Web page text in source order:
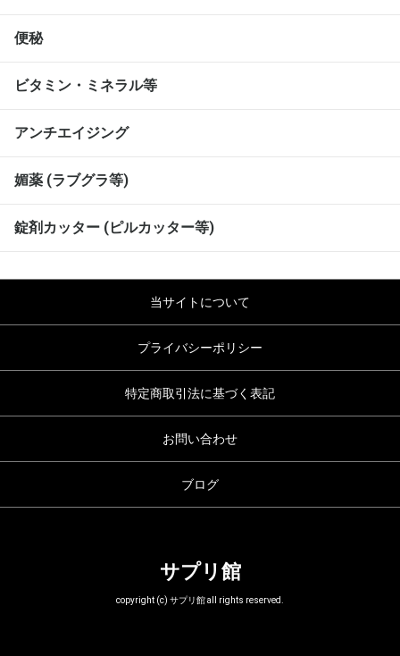
便秘
ビタミン・ミネラル等
アンチエイジング
媚薬 (ラブグラ等)
錠剤カッター (ピルカッター等)
当サイトについて
プライバシーポリシー
特定商取引法に基づく表記
お問い合わせ
ブログ
サプリ館
copyright (c) サプリ館 all rights reserved.